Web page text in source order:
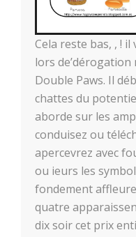
Cela reste bas, , !
lors de’dérogation
Double Paws. Il
chattes du
aborde sur les
conduisez ou
apercevrez avec
ou ieurs les
fondement
quatre
dix soir cet prix